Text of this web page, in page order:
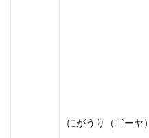
にがうり（ゴーヤ）